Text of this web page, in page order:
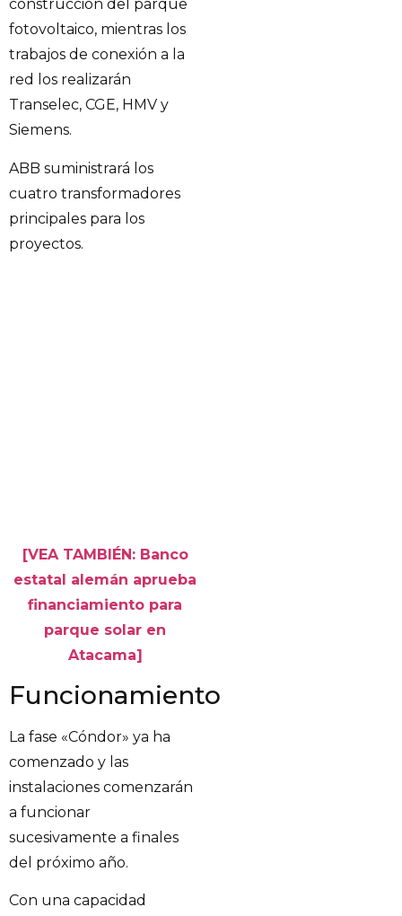
construcción del parque
fotovoltaico, mientras los
trabajos de conexión a la
red los realizarán
Transelec, CGE, HMV y
Siemens.
ABB suministrará los
cuatro transformadores
principales para los
proyectos.
[VEA TAMBIÉN: Banco
estatal alemán aprueba
financiamiento para
parque solar en
Atacama]
Funcionamiento
La fase «Cóndor» ya ha
comenzado y las
instalaciones comenzarán
a funcionar
sucesivamente a finales
del próximo año.
Con una capacidad